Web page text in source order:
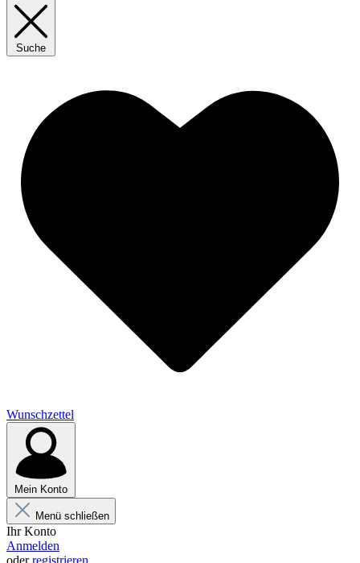
Suche
Wunschzettel
Mein Konto
Menü schließen
Ihr Konto
Anmelden
oderregistrieren